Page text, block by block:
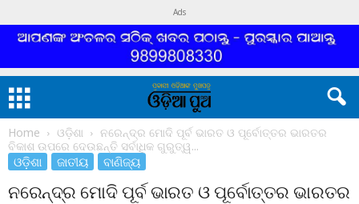
Ads
Home ଓଡ଼ିଶା
ନରେନ୍ଦ୍ର ମୋଦି ପୂର୍ବ ଭାରତ ଓ ପୂର୍ବୋତ୍ତର ଭାରତର
ବିକାଶ ଉପରେ ଦେଉଛନ୍ତି ସର୍ବାଧିକ ଗୁରୁତ୍ୱ...
ଓଡ଼ିଶା ଜାତୀୟ ବାଣିଜ୍ୟ
ନରେନ୍ଦ୍ର ମୋଦି ପୂର୍ବ ଭାରତ ଓ ପୂର୍ବୋତ୍ତର ଭାରତର